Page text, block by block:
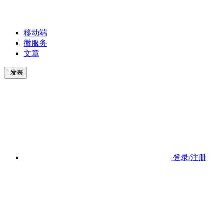
移动端
微服务
文章
发表
登录/注册